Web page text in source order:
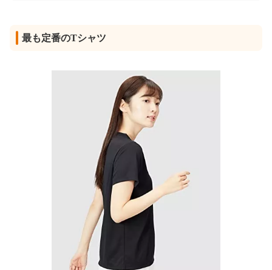
最も定番のTシャツ